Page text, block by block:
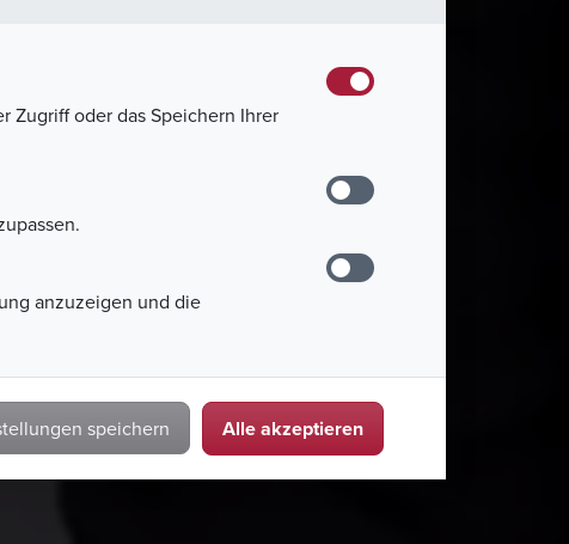
Zugriff oder das Speichern Ihrer
anzuzeigen und die
speichern Alle akzeptieren